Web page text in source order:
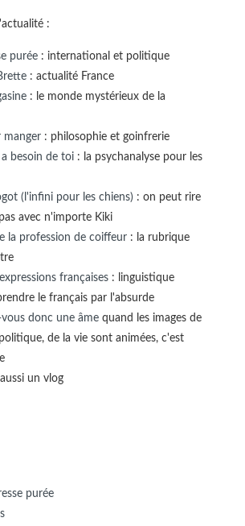
:
purée: international et politique
: actualité France
: le monde mystérieux de la
manger: philosophie et goinfrerie
besoin de toi: la psychanalyse pour les
(l'infini pour les chiens): on peut rire
avec n'importe Kiki
la profession de coiffeur: la rubrique
françaises: linguistique
le français par l'absurde
donc une âmequand les images de
de la vie sont animées, c'est
un vlog
purée